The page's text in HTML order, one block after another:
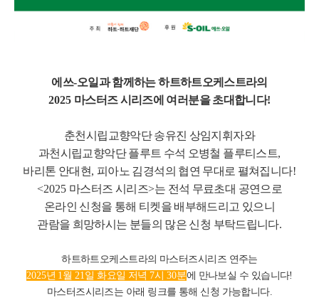
에쓰-오일과 함께하는 하트하트오케스트라의
2025 마스터즈 시리즈에 여러분을 초대합니다!
춘천시립교향악단 송유진 상임지휘자와
과천시립교향악단 플루트 수석 오병철 플루티스트,
바리톤 안대현, 피아노 김경석의 협연 무대로 펼쳐집니다!
<2025 마스터즈 시리즈>는 전석 무료초대 공연으로
온라인 신청을 통해 티켓을 배부해드리고 있으니
관람을 희망하시는 분들의 많은 신청 부탁드립니다.
하트하트오케스트라의 마스터즈시리즈 연주는
2025년 1 월 21 일 화요일 저녁 7시30분에 만나보실 수 있습니다!
마스터즈시리즈는 아래 링크를 통해 신청 가능합니다.